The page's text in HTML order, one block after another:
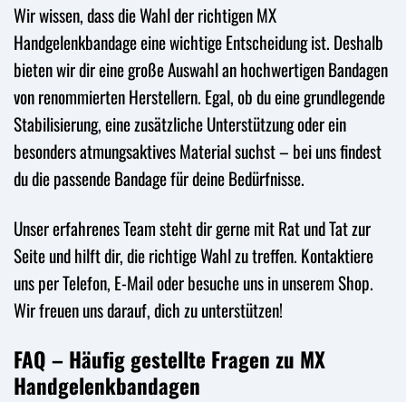
Wir wissen, dass die Wahl der richtigen MX
Handgelenkbandage eine wichtige Entscheidung ist. Deshalb
bieten wir dir eine große Auswahl an hochwertigen Bandagen
von renommierten Herstellern. Egal, ob du eine grundlegende
Stabilisierung, eine zusätzliche Unterstützung oder ein
besonders atmungsaktives Material suchst – bei uns findest
du die passende Bandage für deine Bedürfnisse.
Unser erfahrenes Team steht dir gerne mit Rat und Tat zur
Seite und hilft dir, die richtige Wahl zu treffen. Kontaktiere
uns per Telefon, E-Mail oder besuche uns in unserem Shop.
Wir freuen uns darauf, dich zu unterstützen!
FAQ – Häufig gestellte Fragen zu MX
Handgelenkbandagen